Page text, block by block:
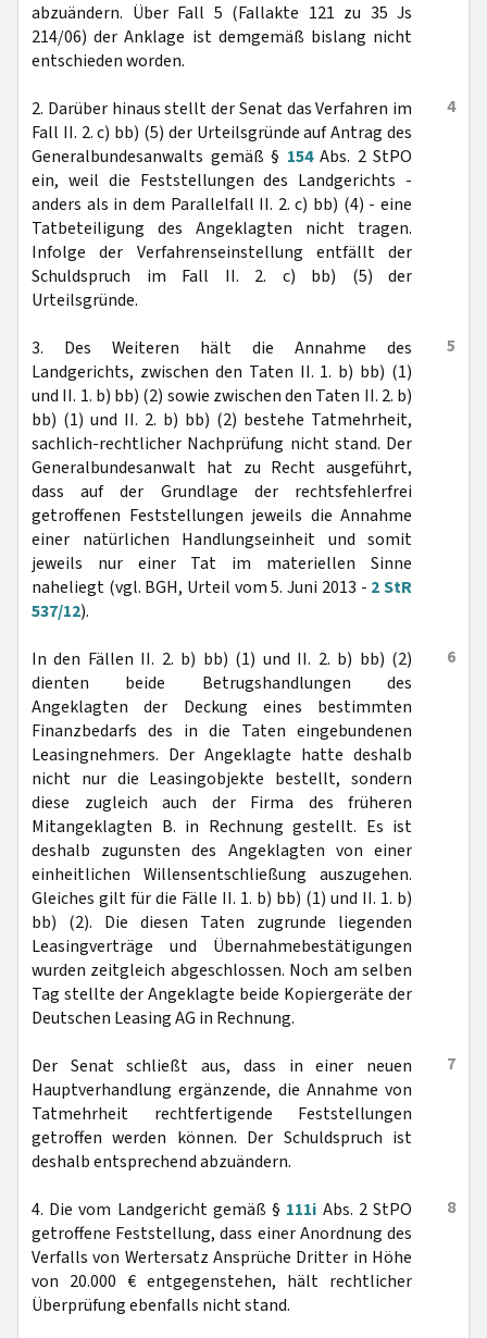
abzuändern. Über Fall 5 (Fallakte 121 zu 35 Js
214/06) der Anklage ist demgemäß bislang nicht
entschieden worden.
4
2. Darüber hinaus stellt der Senat das Verfahren im
Fall II. 2. c) bb) (5) der Urteilsgründe auf Antrag des
Generalbundesanwalts gemäß § 154Abs. 2 StPO
ein, weil die Feststellungen des Landgerichts -
anders als in dem Parallelfall II. 2. c) bb) (4) - eine
Tatbeteiligung des Angeklagten nicht tragen.
Infolge der Verfahrenseinstellung entfällt der
Schuldspruch im Fall II. 2. c) bb) (5) der
Urteilsgründe.
5
3. Des Weiteren hält die Annahme des
Landgerichts, zwischen den Taten II. 1. b) bb) (1)
und II. 1. b) bb) (2) sowie zwischen den Taten II. 2. b)
bb) (1) und II. 2. b) bb) (2) bestehe Tatmehrheit,
sachlich-rechtlicher Nachprüfung nicht stand. Der
Generalbundesanwalt hat zu Recht ausgeführt,
dass auf der Grundlage der rechtsfehlerfrei
getroffenen Feststellungen jeweils die Annahme
einer natürlichen Handlungseinheit und somit
jeweils nur einer Tat im materiellen Sinne
naheliegt (vgl. BGH, Urteil vom 5. Juni 2013 - 2 StR
537/12).
6
In den Fällen II. 2. b) bb) (1) und II. 2. b) bb) (2)
dienten beide Betrugshandlungen des
Angeklagten der Deckung eines bestimmten
Finanzbedarfs des in die Taten eingebundenen
Leasingnehmers. Der Angeklagte hatte deshalb
nicht nur die Leasingobjekte bestellt, sondern
diese zugleich auch der Firma des früheren
Mitangeklagten B. in Rechnung gestellt. Es ist
deshalb zugunsten des Angeklagten von einer
einheitlichen Willensentschließung auszugehen.
Gleiches gilt für die Fälle II. 1. b) bb) (1) und II. 1. b)
bb) (2). Die diesen Taten zugrunde liegenden
Leasingverträge und Übernahmebestätigungen
wurden zeitgleich abgeschlossen. Noch am selben
Tag stellte der Angeklagte beide Kopiergeräte der
Deutschen Leasing AG in Rechnung.
7
Der Senat schließt aus, dass in einer neuen
Hauptverhandlung ergänzende, die Annahme von
Tatmehrheit rechtfertigende Feststellungen
getroffen werden können. Der Schuldspruch ist
deshalb entsprechend abzuändern.
8
4. Die vom Landgericht gemäß § 111i Abs. 2 StPO
getroffene Feststellung, dass einer Anordnung des
Verfalls von Wertersatz Ansprüche Dritter in Höhe
von 20.000 € entgegenstehen, hält rechtlicher
Überprüfung ebenfalls nicht stand.